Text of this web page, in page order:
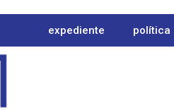
expediente política